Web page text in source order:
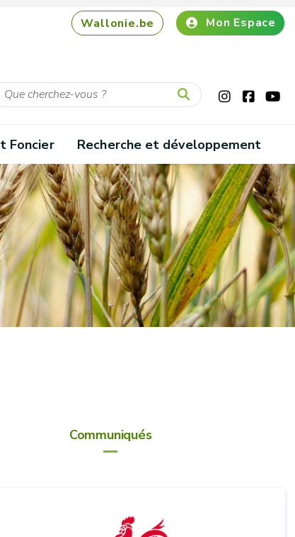
Wallonie.be Mon Espace
Foncier Recherche et développement
Communiqués